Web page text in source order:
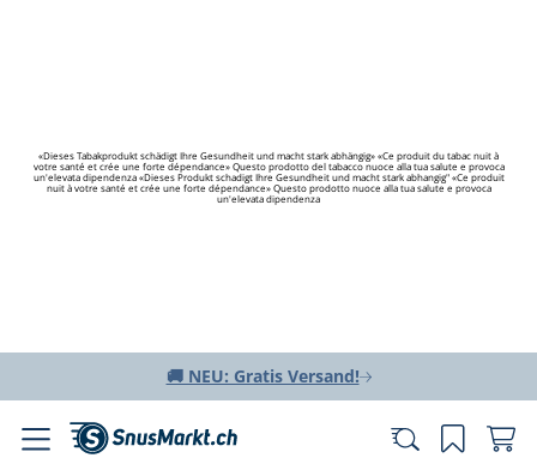
«Dieses Tabakprodukt schädigt Ihre Gesundheit und macht stark abhängig» «Ce produit du tabac nuit à
votre santé et crée une forte dépendance» Questo prodotto del tabacco nuoce alla tua salute e provoca
un'elevata dipendenza «Dieses Produkt schadigt Ihre Gesundheit und macht stark abhangig" «Ce produit
nuit à votre santé et crée une forte dépendance» Questo prodotto nuoce alla tua salute e provoca
un'elevata dipendenza
🚚 NEU: Gratis Versand!